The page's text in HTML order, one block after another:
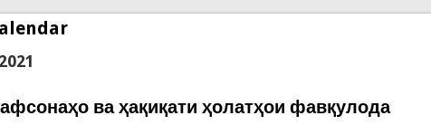
ва ҳақиқати ҳолатҳои фавқулода